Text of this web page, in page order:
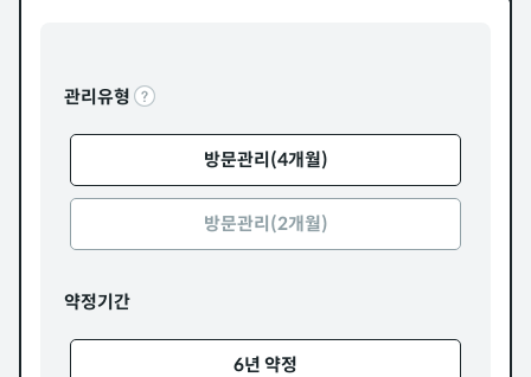
관리유형
방문관리(4개월)
방문관리(2개월)
약정기간
6년 약정